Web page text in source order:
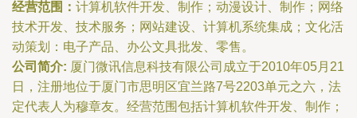
经营范围： 计算机软件开发、制作；动漫设计、制作；网络
技术开发、技术服务；网站建设、计算机系统集成；文化活
动策划：电子产品、办公文具批发、零售。
公司简介: 厦门微讯信息科技有限公司成立于2010年05月21
日，注册地位于厦门市思明区宜兰路7号2203单元之六，法
定代表人为穆章友。经营范围包括计算机软件开发、制作；